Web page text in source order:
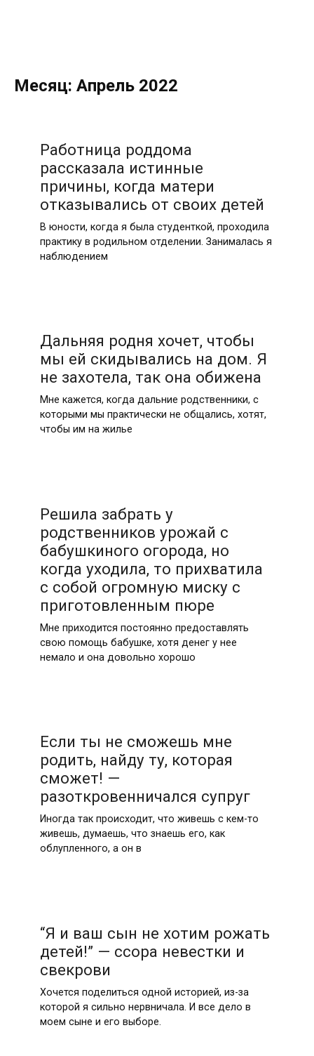
Месяц: Апрель 2022
Работница роддома
рассказала истинные
причины, когда матери
отказывались от своих детей
В юности, когда я была студенткой, проходила
практику в родильном отделении. Занималась я
наблюдением
Дальняя родня хочет, чтобы
мы ей скидывались на дом. Я
не захотела, так она обижена
Мне кажется, когда дальние родственники, с
которыми мы практически не общались, хотят,
чтобы им на жилье
Решила забрать у
родственников урожай с
бабушкиного огорода, но
когда уходила, то прихватила
с собой огромную миску с
приготовленным пюре
Мне приходится постоянно предоставлять
свою помощь бабушке, хотя денег у нее
немало и она довольно хорошо
Если ты не сможешь мне
родить, найду ту, которая
сможет! —
разоткровенничался супруг
Иногда так происходит, что живешь с кем-то
живешь, думаешь, что знаешь его, как
облупленного, а он в
“Я и ваш сын не хотим рожать
детей!” — ссора невестки и
свекрови
Хочется поделиться одной историей, из-за
которой я сильно нервничала. И все дело в
моем сыне и его выборе.